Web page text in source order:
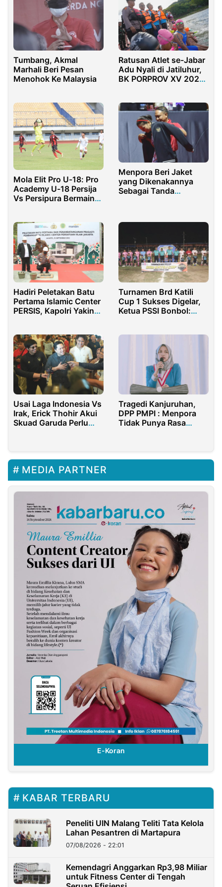
Tumbang, Akmal
Marhali Beri Pesan
Menohok Ke Malaysia
Ratusan Atlet se-Jabar
Adu Nyali di Jatiluhur,
BK PORPROV XV 2026
Mola Elit Pro U-18: Pro
Academy U-18 Persija
Vs Persipura Bermain
Menpora Beri Jaket
yang Dikenakannya
Sebagai Tanda
Hadiri Peletakan Batu
Pertama Islamic Center
PERSIS, Kapolri Yakin
Turnamen Brd Katili
Cup 1 Sukses Digelar,
Ketua PSSI Bonbol:
Bola dari Bone Pesisir
Usai Laga Indonesia Vs
Irak, Erick Thohir Akui
Skuad Garuda Perlu
Tragedi Kanjuruhan,
DPP PMPI : Menpora
Tidak Punya Rasa
MEDIA PARTNER
E-Koran
KABAR TERBARU
Peneliti UIN Malang Teliti Tata Kelola
Lahan Pesantren di Martapura
07/08/2026 - 22:01
Kemendagri Anggarkan Rp3,98 Miliar
untuk Fitness Center di Tengah